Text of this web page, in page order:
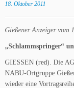
18. Oktober 2011
Gießener Anzeiger vom
„Schlammspringer“
GIESSEN (red). Die
NABU-Ortgruppe
wieder eine